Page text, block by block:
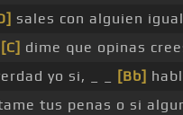
sales con alguien
[C] dime que opinas
yo si, _ _ [Bb]
tus penas o si